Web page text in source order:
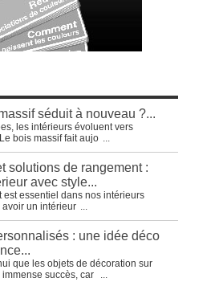
séduit à nouveau ?...
les intérieurs évoluent vers
bois massif fait aujo ...
solutions de rangement :
avec style...
est essentiel dans nos intérieurs
avoir un intérieur ...
: une idée déco
que les objets de décoration sur
succès, car
...